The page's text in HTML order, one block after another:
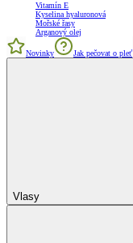
Vitamín E
Kyselina hyaluronová
Mořské řasy
Arganový olej
Novinky Jak pečovat o pleť
Vlasy